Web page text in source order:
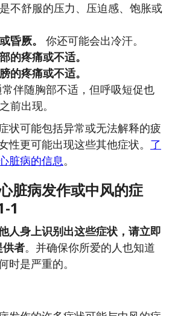
不舒服的压力、压迫感、饱胀或
昏厥。
你还可能会出冷汗。
的疼痛或不适。
的疼痛或不适。
伴随胸部不适，但呼吸短促也
前出现。
状可能包括异常或无法解释的疲
性更可能出现这些其他症状。 了
脏病的信息。
脏病发作或中风的症
1
人身上识别出这些症状，请立即
者。并确保你所爱的人也知道
时是严重的。